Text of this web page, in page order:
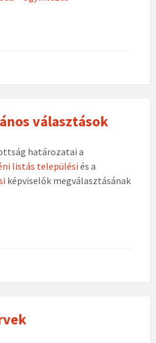
választások
határozatai a
listás települési és a
képviselők megválasztásának